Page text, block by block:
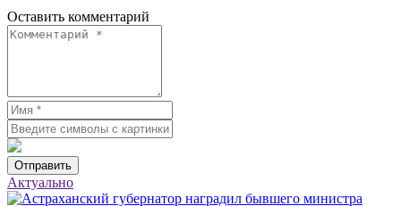
Оставить комментарий
Отправить
Актуально